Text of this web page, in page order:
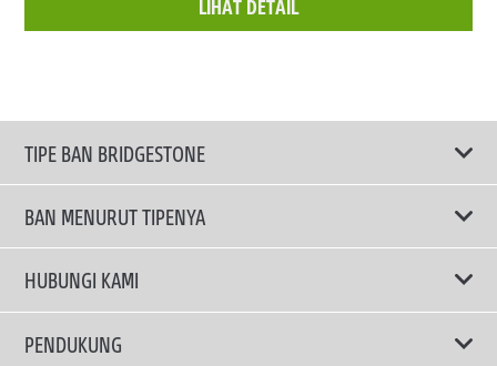
LIHAT DETAIL
TIPE BAN BRIDGESTONE
BAN MENURUT TIPENYA
Ban ENLITEN
Ban Performa
HUBUNGI KAMI
Email Kami
PENDUKUNG